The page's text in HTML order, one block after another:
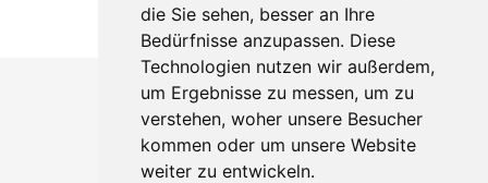
die Sie sehen, besser an Ihre
Bedürfnisse anzupassen. Diese
Technologien nutzen wir außerdem,
um Ergebnisse zu messen, um zu
verstehen, woher unsere Besucher
kommen oder um unsere Website
weiter zu entwickeln.
Makis© Copyright 2026